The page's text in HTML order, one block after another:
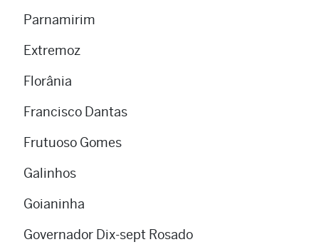
Parnamirim
Extremoz
Florânia
Francisco Dantas
Frutuoso Gomes
Galinhos
Goianinha
Governador Dix-sept Rosado